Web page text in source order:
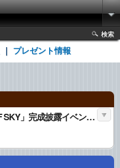
検索
プレゼント情報
「HiGH&LOW THE MOVIE2/END OF SKY」完成披露イベント開催!!